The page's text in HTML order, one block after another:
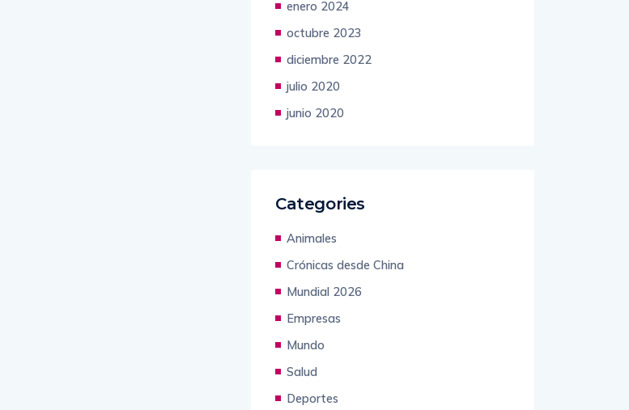
febrero 2024
enero 2024
octubre 2023
diciembre 2022
julio 2020
Categories
Animales
Crónicas desde China
Mundial 2026
Empresas
Mundo
Salud